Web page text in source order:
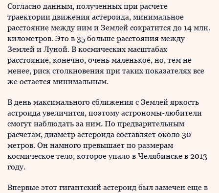
Согласно данным, полученных при расчете
траектории движения астероида, минимальное
расстояние между ним и Землей сократится до 14 млн.
километров. Это в 35 больше расстояния между
Землей и Луной. В космических масштабах
расстояние, конечно, очень маленькое, но, тем не
менее, риск столкновения при таких показателях все
же остается минимальным.
В день максимального сближения с Землей яркость
астроида увеличится, поэтому астрономы-любители
смогут наблюдать за ним. По предварительным
расчетам, диаметр астероида составляет около 30
метров. Он намного превышает по размерам
космическое тело, которое упало в Челябинске в 2013
году.
Впервые этот гигантский астероид был замечен еще в